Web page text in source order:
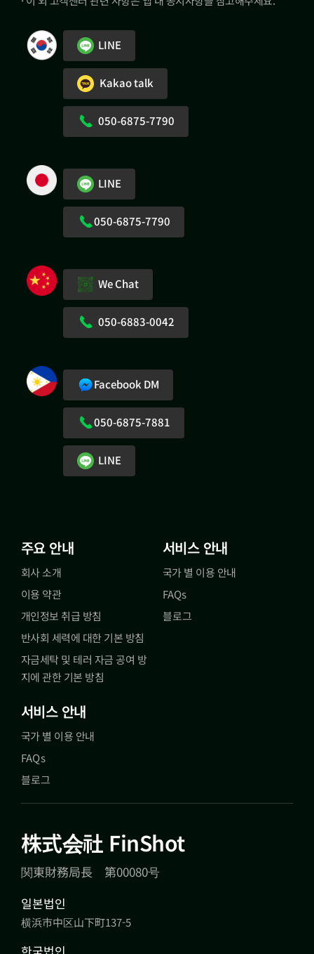
LINE
Kakao talk
050-6875-7790
LINE
050-6875-7790
We Chat
050-6883-0042
Facebook DM
050-6875-7881
LINE
주요 안내
회사 소개
이용 약관
개인정보 취급 방침
반사회 세력에 대한 기본 방침
자금세탁 및 테러 자금 공여 방
지에 관한 기본 방침
서비스 안내
국가 별 이용 안내
FAQs
블로그
서비스 안내
국가 별 이용 안내
FAQs
블로그
株式会社 FinShot
関東財務局長 第00080号
일본법인
横浜市中区山下町137-5